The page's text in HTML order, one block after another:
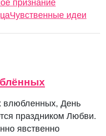
признание
Чувственные идеи
влюбленных, День
праздником Любви.
явственно